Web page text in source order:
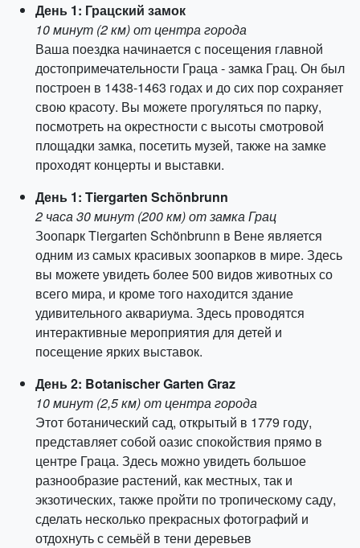
День 1: Грацский замок
10 минут (2 км) от центра города
Ваша поездка начинается с посещения главной
достопримечательности Граца - замка Грац. Он был
построен в 1438-1463 годах и до сих пор сохраняет
свою красоту. Вы можете прогуляться по парку,
посмотреть на окрестности с высоты смотровой
площадки замка, посетить музей, также на замке
проходят концерты и выставки.
День 1: Tiergarten Schönbrunn
2 часа 30 минут (200 км) от замка Грац
Зоопарк Tiergarten Schönbrunn в Вене является
одним из самых красивых зоопарков в мире. Здесь
вы можете увидеть более 500 видов животных со
всего мира, и кроме того находится здание
удивительного аквариума. Здесь проводятся
интерактивные мероприятия для детей и
посещение ярких выставок.
День 2: Botanischer Garten Graz
10 минут (2,5 км) от центра города
Этот ботанический сад, открытый в 1779 году,
представляет собой оазис спокойствия прямо в
центре Граца. Здесь можно увидеть большое
разнообразие растений, как местных, так и
экзотических, также пройти по тропическому саду,
сделать несколько прекрасных фотографий и
отдохнуть с семьёй в тени деревьев